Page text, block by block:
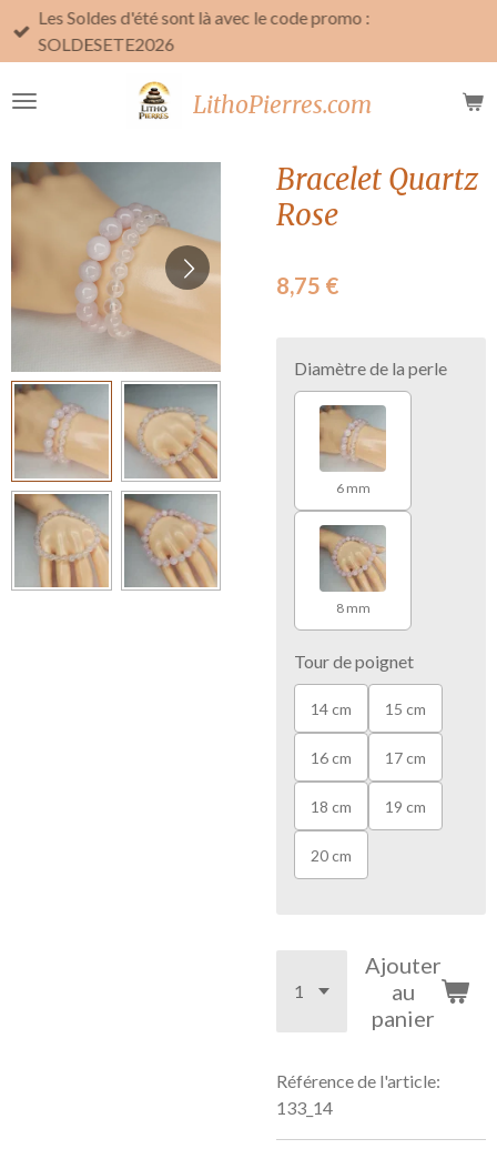
Passer
principal
LithoPierres.com
Les Soldes d'été sont là avec le code promo :
SOLDESETE2026
Bracelet Quartz
Rose
8,75 €
Diamètre de la perle
6 mm
8 mm
Tour de poignet
14 cm 15 cm
16 cm 17 cm
18 cm 19 cm
20 cm
Ajouter
au
panier
Référence de l'article:
133_14